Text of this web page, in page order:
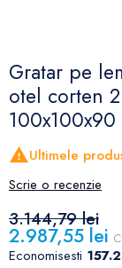
Gratar pe
otel corten
Ultimele
Scrie o recenzie
3.144,79 lei
2.987,55 lei
Economisesti